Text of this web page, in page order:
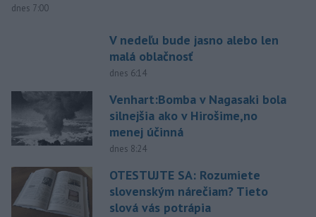
dnes 7:00
V nedeľu bude jasno alebo len
malá oblačnosť
dnes 6:14
Venhart:Bomba v Nagasaki bola
silnejšia ako v Hirošime,no
menej účinná
dnes 8:24
OTESTUJTE SA: Rozumiete
slovenským nárečiam? Tieto
slová vás potrápia